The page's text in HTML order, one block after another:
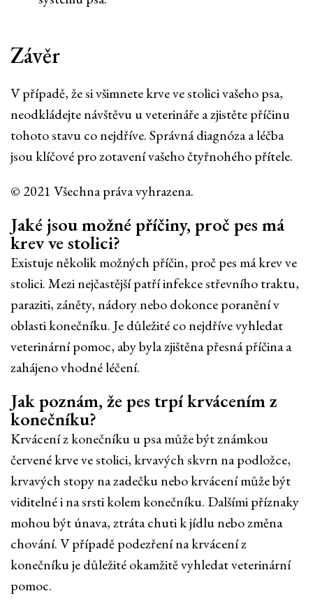
Závěr
V případě, že si všimnete krve ve stolici vašeho psa,
neodkládejte návštěvu u veterináře a zjistěte příčinu
tohoto stavu co nejdříve. Správná diagnóza a léčba
jsou klíčové pro zotavení vašeho čtyřnohého přítele.
© 2021 Všechna práva vyhrazena.
Jaké jsou možné příčiny, proč pes má
krev ve stolici?
Existuje několik možných příčin, proč pes má krev ve
stolici. Mezi nejčastější patří infekce střevního traktu,
paraziti, záněty, nádory nebo dokonce poranění v
oblasti konečníku. Je důležité co nejdříve vyhledat
veterinární pomoc, aby byla zjištěna přesná příčina a
zahájeno vhodné léčení.
Jak poznám, že pes trpí krvácením z
konečníku?
Krvácení z konečníku u psa může být známkou
červené krve ve stolici, krvavých skvrn na podložce,
krvavých stopy na zadečku nebo krvácení může být
viditelné i na srsti kolem konečníku. Dalšími příznaky
mohou být únava, ztráta chuti k jídlu nebo změna
chování. V případě podezření na krvácení z
konečníku je důležité okamžitě vyhledat veterinární
pomoc.